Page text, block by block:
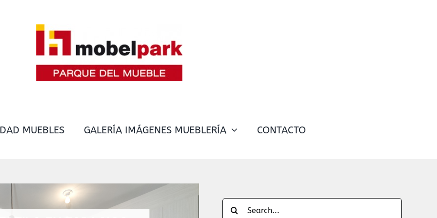
MUEBLES GALERÍA IMÁGENES MUEBLERÍA CONTACTO
Search
for: